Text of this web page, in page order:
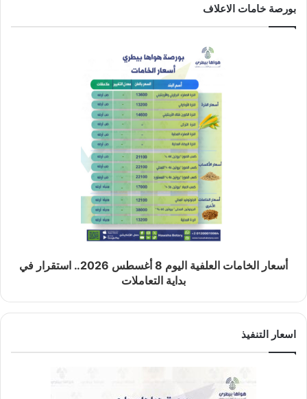
بورصة خامات الاعلاف
أسعار الخامات العلفية اليوم 8 أغسطس 2026.. استقرار في
بداية التعاملات
اسعار التنفيذ